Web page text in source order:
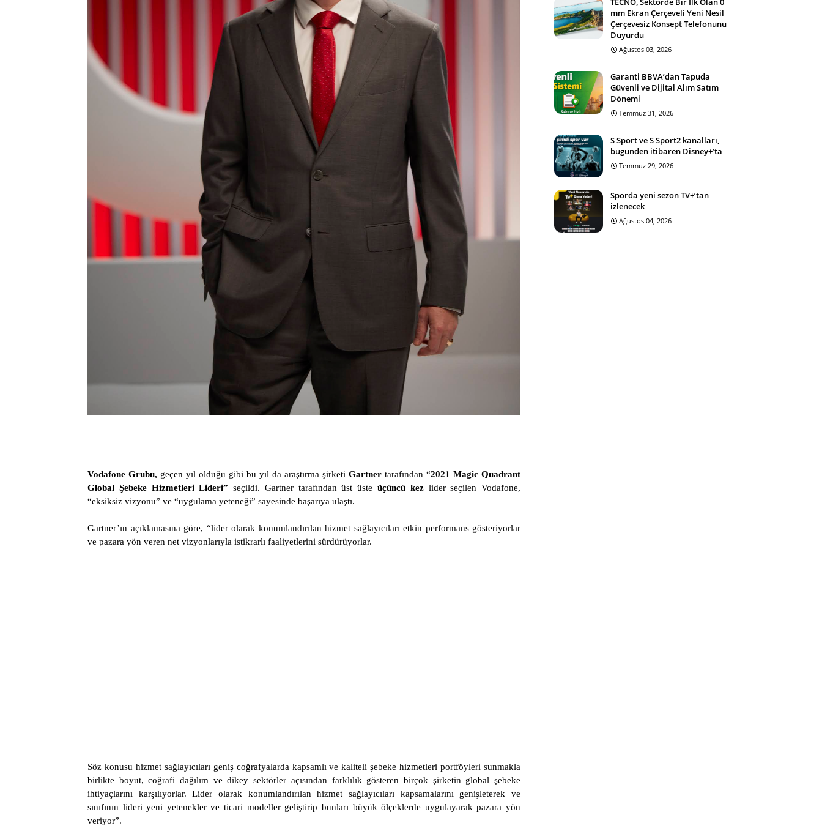
Vodafone Grubu, geçen yıl olduğu gibi bu yıl da araştırma şirketi Gartner tarafından “2021 Magic Quadrant
Global Şebeke Hizmetleri Lideri” seçildi. Gartner tarafından üst üste üçüncü kezlider seçilen Vodafone,
“eksiksiz vizyonu” ve “uygulama yeteneği” sayesinde başarıya ulaştı.
Gartner’ın açıklamasına göre, “lider olarak konumlandırılan hizmet sağlayıcıları etkin performans gösteriyorlar
ve pazara yön veren net vizyonlarıyla istikrarlı faaliyetlerini sürdürüyorlar.
Söz konusu hizmet sağlayıcıları geniş coğrafyalarda kapsamlı ve kaliteli şebeke hizmetleri portföyleri sunmakla
birlikte boyut, coğrafi dağılım ve dikey sektörler açısından farklılık gösteren birçok şirketin global şebeke
ihtiyaçlarını karşılıyorlar. Lider olarak konumlandırılan hizmet sağlayıcıları kapsamalarını genişleterek ve
sınıfının lideri yeni yetenekler ve ticari modeller geliştirip bunları büyük ölçeklerde uygulayarak pazara yön
veriyor”.
mm Ekran Çerçeveli Yeni Nesil
Çerçevesiz Konsept Telefonunu
Duyurdu
Ağustos 03, 2026
Garanti BBVA’dan Tapuda
Güvenli ve Dijital Alım Satım
Dönemi
Temmuz 31, 2026
S Sport ve S Sport2 kanalları,
bugünden itibaren Disney+’ta
Temmuz 29, 2026
Sporda yeni sezon TV+’tan
izlenecek
Ağustos 04, 2026